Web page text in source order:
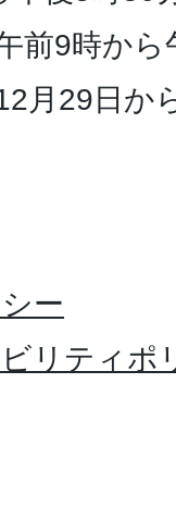
前9時か
月29日
ー
リティポ